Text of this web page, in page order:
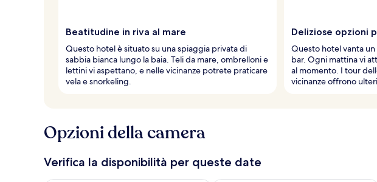
Beatitudine in riva al mare
Questo hotel è situato su una spiaggia privata di
sabbia bianca lungo la baia. Teli da mare, ombrelloni e
lettini vi aspettano, e nelle vicinanze potrete praticare
vela e snorkeling.
Deliziose opzioni
Questo hotel vanta
bar. Ogni mattina vi
al momento. I tour
vicinanze offrono
Opzioni della camera
Verifica la disponibilità per queste date